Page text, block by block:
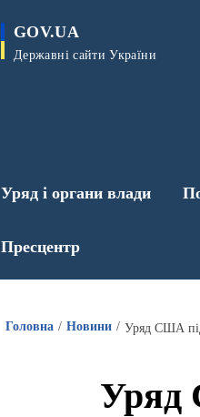
GOV.UA
Державні сайти України
Уряд і органи влади
Пресцентр
Головна Новини Уряд США
Уряд